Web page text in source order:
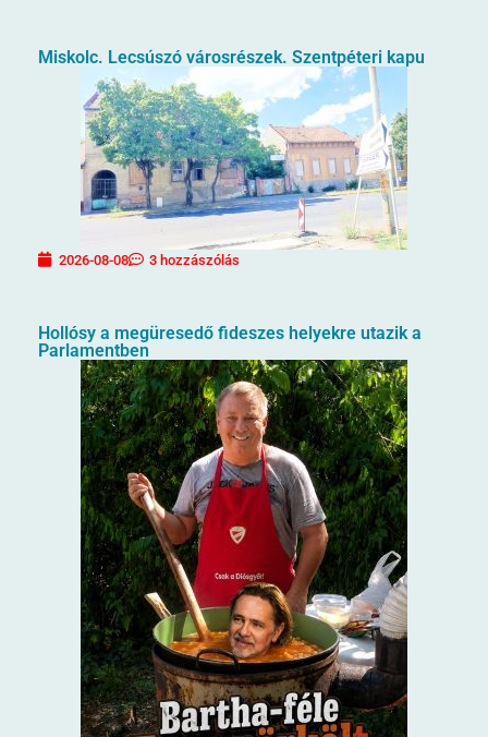
Miskolc. Lecsúszó városrészek. Szentpéteri kapu
2026-08-08 3 hozzászólás
Hollósy a megüresedő fideszes helyekre utazik a
Parlamentben